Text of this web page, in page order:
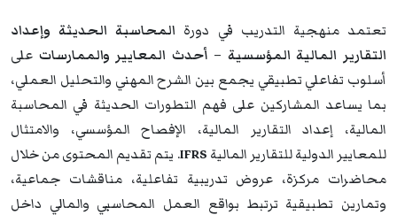
تعتمد منهجية التدريب في دورة المحاسبة الحديثة وإعداد
التقارير المالية المؤسسية – أحدث المعايير والممارسات على
أسلوب تفاعلي تطبيقي يجمع بين الشرح المهني والتحليل العملي،
بما يساعد المشاركين على فهم التطورات الحديثة في المحاسبة
المالية، إعداد التقارير المالية، الإفصاح المؤسسي، والامتثال
للمعايير الدولية للتقارير المالية IFRS. يتم تقديم المحتوى من خلال
محاضرات مركزة، عروض تدريبية تفاعلية، مناقشات جماعية،
وتمارين تطبيقية ترتبط بواقع العمل المحاسبي والمالي داخل